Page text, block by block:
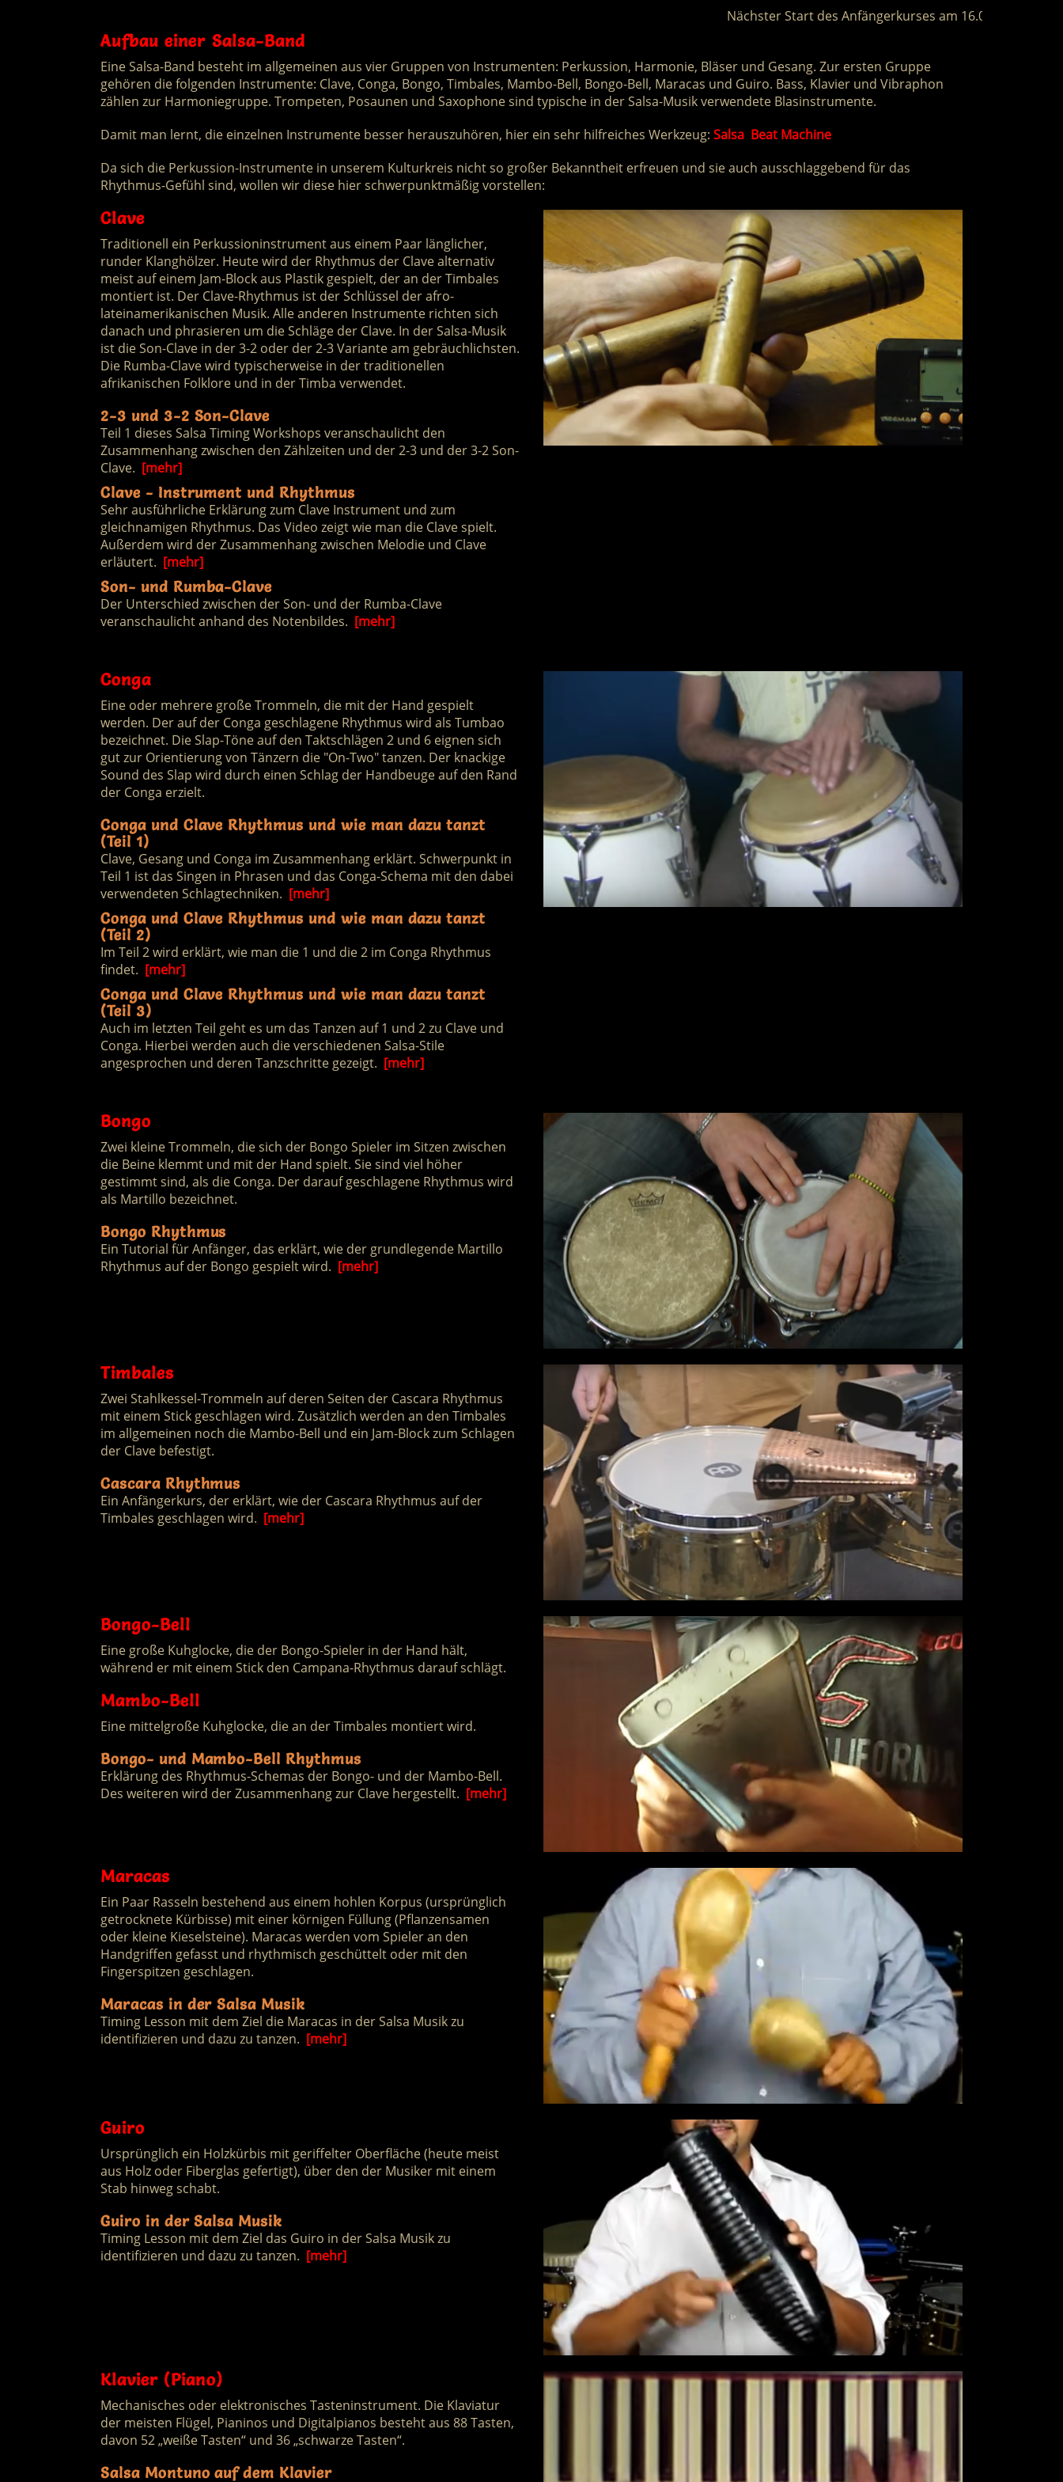
Nächster Start des Anfängerkurses am 16.01.2022 um 16:45 Uhr!
Aufbau einer Salsa-Band
Eine Salsa-Band besteht im allgemeinen aus vier Gruppen von Instrumenten: Perkussion, Harmonie, Bläser und Gesang. Zur ersten Gruppe
gehören die folgenden Instrumente: Clave, Conga, Bongo, Timbales, Mambo-Bell, Bongo-Bell, Maracas und Guiro. Bass, Klavier und Vibraphon
zählen zur Harmoniegruppe. Trompeten, Posaunen und Saxophone sind typische in der Salsa-Musik verwendete Blasinstrumente.
Damit man lernt, die einzelnen Instrumente besser herauszuhören, hier ein sehr hilfreiches Werkzeug: Salsa Beat Machine
Da sich die Perkussion-Instrumente in unserem Kulturkreis nicht so großer Bekanntheit erfreuen und sie auch ausschlaggebend für das
Rhythmus-Gefühl sind, wollen wir diese hier schwerpunktmäßig vorstellen:
Clave
Traditionell ein Perkussioninstrument aus einem Paar länglicher,
runder Klanghölzer. Heute wird der Rhythmus der Clave alternativ
meist auf einem Jam-Block aus Plastik gespielt, der an der Timbales
montiert ist. Der Clave-Rhythmus ist der Schlüssel der afro-
lateinamerikanischen Musik. Alle anderen Instrumente richten sich
danach und phrasieren um die Schläge der Clave. In der Salsa-Musik
ist die Son-Clave in der 3-2 oder der 2-3 Variante am gebräuchlichsten.
Die Rumba-Clave wird typischerweise in der traditionellen
afrikanischen Folklore und in der Timba verwendet.
2-3 und 3-2 Son-Clave
Teil 1 dieses Salsa Timing Workshops veranschaulicht den
Zusammenhang zwischen den Zählzeiten und der 2-3 und der 3-2 Son-
Clave. [mehr]
Clave - Instrument und Rhythmus
Sehr ausführliche Erklärung zum Clave Instrument und zum
gleichnamigen Rhythmus. Das Video zeigt wie man die Clave spielt.
Außerdem wird der Zusammenhang zwischen Melodie und Clave
erläutert. [mehr]
Son- und Rumba-Clave
Der Unterschied zwischen der Son- und der Rumba-Clave
veranschaulicht anhand des Notenbildes. [mehr]
Conga
Eine oder mehrere große Trommeln, die mit der Hand gespielt
werden. Der auf der Conga geschlagene Rhythmus wird als Tumbao
bezeichnet. Die Slap-Töne auf den Taktschlägen 2 und 6 eignen sich
gut zur Orientierung von Tänzern die "On-Two" tanzen. Der knackige
Sound des Slap wird durch einen Schlag der Handbeuge auf den Rand
der Conga erzielt.
Conga und Clave Rhythmus und wie man dazu tanzt
(Teil 1)
Clave, Gesang und Conga im Zusammenhang erklärt. Schwerpunkt in
Teil 1 ist das Singen in Phrasen und das Conga-Schema mit den dabei
verwendeten Schlagtechniken. [mehr]
Conga und Clave Rhythmus und wie man dazu tanzt
(Teil 2)
Im Teil 2 wird erklärt, wie man die 1 und die 2 im Conga Rhythmus
findet. [mehr]
Conga und Clave Rhythmus und wie man dazu tanzt
(Teil 3)
Auch im letzten Teil geht es um das Tanzen auf 1 und 2 zu Clave und
Conga. Hierbei werden auch die verschiedenen Salsa-Stile
angesprochen und deren Tanzschritte gezeigt. [mehr]
Bongo
Zwei kleine Trommeln, die sich der Bongo Spieler im Sitzen zwischen
die Beine klemmt und mit der Hand spielt. Sie sind viel höher
gestimmt sind, als die Conga. Der darauf geschlagene Rhythmus wird
als Martillo bezeichnet.
Bongo Rhythmus
Ein Tutorial für Anfänger, das erklärt, wie der grundlegende Martillo
Rhythmus auf der Bongo gespielt wird. [mehr]
Timbales
Zwei Stahlkessel-Trommeln auf deren Seiten der Cascara Rhythmus
mit einem Stick geschlagen wird. Zusätzlich werden an den Timbales
im allgemeinen noch die Mambo-Bell und ein Jam-Block zum Schlagen
der Clave befestigt.
Cascara Rhythmus
Ein Anfängerkurs, der erklärt, wie der Cascara Rhythmus auf der
Timbales geschlagen wird. [mehr]
Bongo-Bell
Eine große Kuhglocke, die der Bongo-Spieler in der Hand hält,
während er mit einem Stick den Campana-Rhythmus darauf schlägt.
Mambo-Bell
Eine mittelgroße Kuhglocke, die an der Timbales montiert wird.
Bongo- und Mambo-Bell Rhythmus
Erklärung des Rhythmus-Schemas der Bongo- und der Mambo-Bell.
Des weiteren wird der Zusammenhang zur Clave hergestellt. [mehr]
Maracas
Ein Paar Rasseln bestehend aus einem hohlen Korpus (ursprünglich
getrocknete Kürbisse) mit einer körnigen Füllung (Pflanzensamen
oder kleine Kieselsteine). Maracas werden vom Spieler an den
Handgriffen gefasst und rhythmisch geschüttelt oder mit den
Fingerspitzen geschlagen.
Maracas in der Salsa Musik
Timing Lesson mit dem Ziel die Maracas in der Salsa Musik zu
identifizieren und dazu zu tanzen. [mehr]
Guiro
Ursprünglich ein Holzkürbis mit geriffelter Oberfläche (heute meist
aus Holz oder Fiberglas gefertigt), über den der Musiker mit einem
Stab hinweg schabt.
Guiro in der Salsa Musik
Timing Lesson mit dem Ziel das Guiro in der Salsa Musik zu
identifizieren und dazu zu tanzen. [mehr]
Klavier (Piano)
Mechanisches oder elektronisches Tasteninstrument. Die Klaviatur
der meisten Flügel, Pianinos und Digitalpianos besteht aus 88 Tasten,
davon 52 „weiße Tasten“ und 36 „schwarze Tasten“.
Salsa Montuno auf dem Klavier